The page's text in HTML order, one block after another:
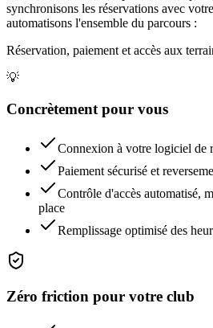
synchronisons les réservations avec
automatisons l'ensemble du parcours :
Réservation, paiement et accès aux
💡
Concrètement pour vous
Connexion à votre logiciel de
Paiement sécurisé et
Contrôle d'accès automatisé,
place
Remplissage optimisé des
Zéro friction pour votre club